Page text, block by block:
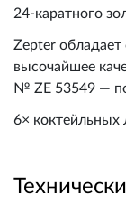
24-каратного
Zepter
высочайшее
№ ZE 53549 —
6× коктейльных